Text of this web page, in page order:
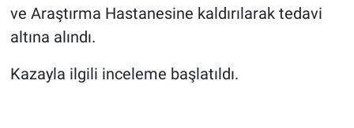
ve Araştırma Hastanesine kaldırılarak tedavi
altına alındı.
Kazayla ilgili inceleme başlatıldı.